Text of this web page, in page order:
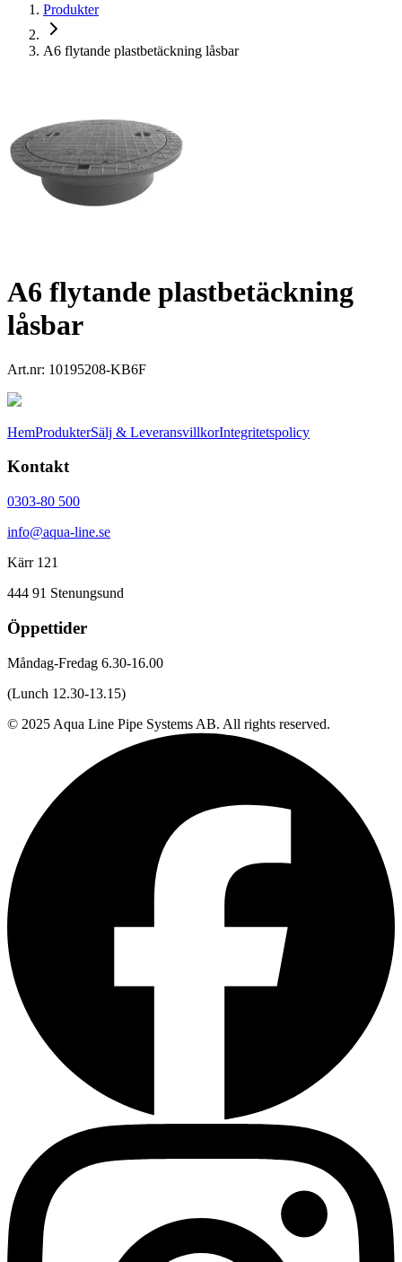
Produkter
A6 flytande plastbetäckning låsbar
A6 flytande plastbetäckning
låsbar
Art.nr: 10195208-KB6F
HemProdukterSälj & LeveransvillkorIntegritetspolicy
Kontakt
0303-80 500
info@aqua-line.se
Kärr 121
444 91 Stenungsund
Öppettider
Måndag-Fredag 6.30-16.00
(Lunch 12.30-13.15)
© 2025 Aqua Line Pipe Systems AB. All rights reserved.